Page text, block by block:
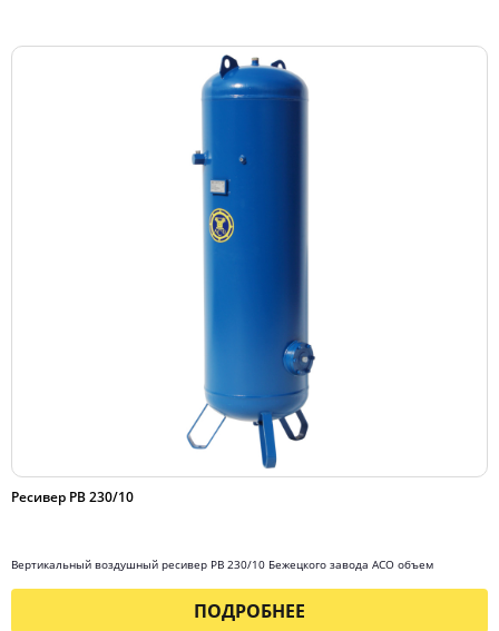
Ресивер РВ 230/10
Вертикальный воздушный ресивер РВ 230/10 Бежецкого завода АСО объем
ПОДРОБНЕЕ